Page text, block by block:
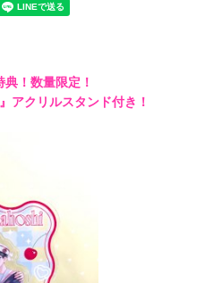
！数量限定！
アクリルスタンド付き！